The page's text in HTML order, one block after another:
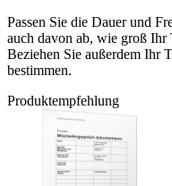
Passen Sie die Dauer und
auch davon ab, wie groß Ihr
Beziehen Sie außerdem Ihr
bestimmen.
Produktempfehlung